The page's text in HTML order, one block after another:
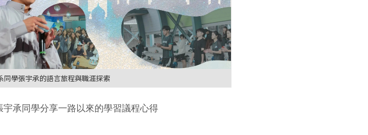
同學張宇承的語言旅程與職涯探索
承同學分享一路以來的學習議程心得